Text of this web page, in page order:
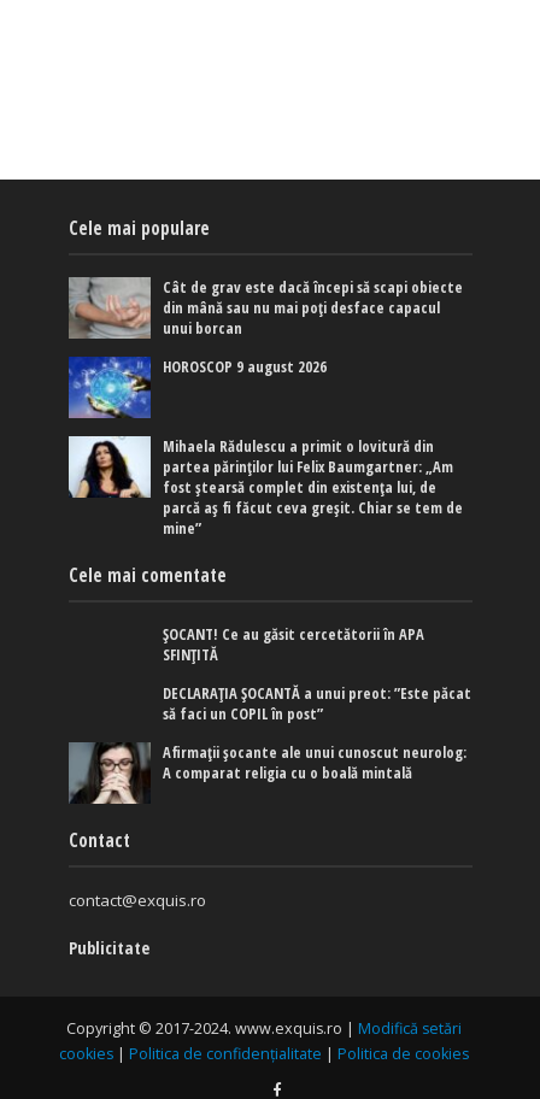
Cele mai populare
Cât de grav este dacă începi să scapi obiecte
din mână sau nu mai poți desface capacul
unui borcan
HOROSCOP 9 august 2026
Mihaela Rădulescu a primit o lovitură din
partea părinților lui Felix Baumgartner: „Am
fost ștearsă complet din existența lui, de
parcă aș fi făcut ceva greșit. Chiar se tem de
mine”
Cele mai comentate
ȘOCANT! Ce au găsit cercetătorii în APA
SFINȚITĂ
DECLARAȚIA ȘOCANTĂ a unui preot: ”Este păcat
să faci un COPIL în post”
Afirmaţii şocante ale unui cunoscut neurolog:
A comparat religia cu o boală mintală
Contact
contact@exquis.ro
Publicitate
Copyright © 2017-2024. www.exquis.ro | Modifică setări
cookies | Politica de confidențialitate | Politica de cookies